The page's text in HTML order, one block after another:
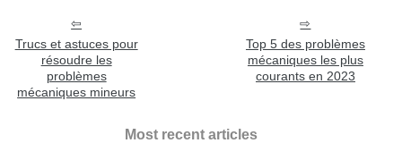
Trucs et astuces pour
résoudre les
problèmes
mécaniques mineurs
Top 5 des problèmes
mécaniques les plus
courants en 2023
Most recent articles